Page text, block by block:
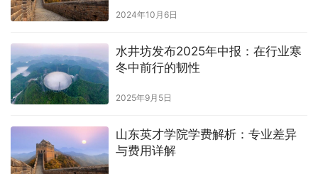
2024年10月6日
水井坊发布2025年中报：在行业寒
冬中前行的韧性
2025年9月5日
山东英才学院学费解析：专业差异
与费用详解